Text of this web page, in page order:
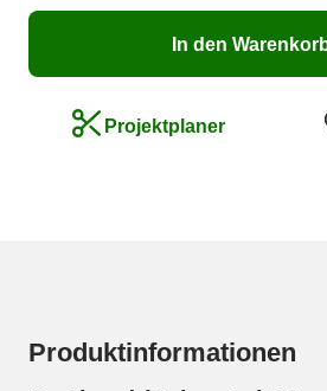
In den
Projektplaner
Produktinformationen